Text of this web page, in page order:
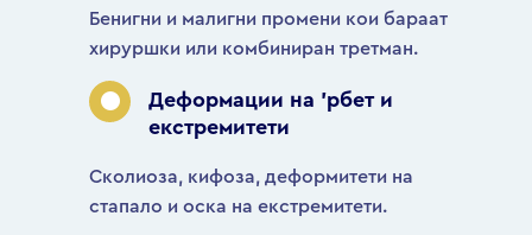
Бенигни и малигни промени кои бараат
хируршки или комбиниран третман.
Деформации на ’рбет и
екстремитети
Сколиоза, кифоза, деформитети на
стапало и оска на екстремитети.